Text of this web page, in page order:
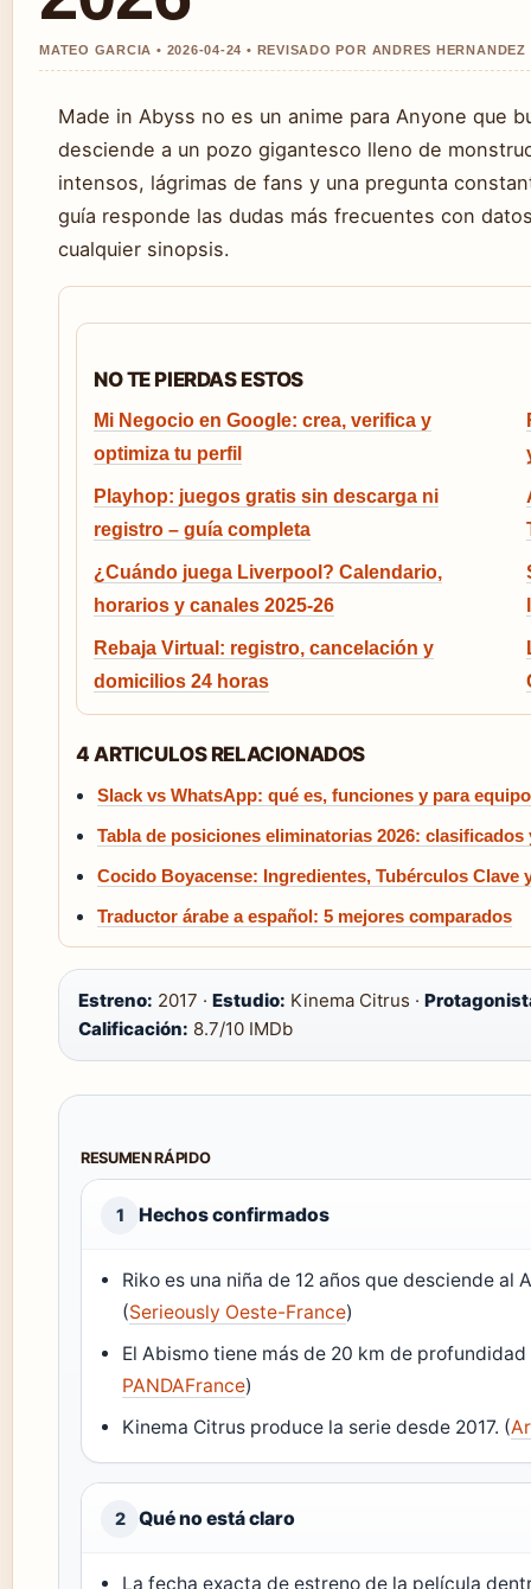
MATEO GARCIA • 2026-04-24 • REVISADO POR ANDRES HERNANDEZ
Made in Abyss no es un anime para Anyone que
desciende a un pozo gigantesco lleno de
intensos, lágrimas de fans y una pregunta
guía responde las dudas más frecuentes con
cualquier sinopsis.
NO TE PIERDAS ESTOS
Mi Negocio en Google: crea, verifica y
optimiza tu perfil
Playhop: juegos gratis sin descarga ni
registro – guía completa
¿Cuándo juega Liverpool? Calendario,
horarios y canales 2025-26
Rebaja Virtual: registro, cancelación y
domicilios 24 horas
4 ARTICULOS RELACIONADOS
Slack vs WhatsApp: qué es, funciones y para
Tabla de posiciones eliminatorias 2026: clasificados
Cocido Boyacense: Ingredientes, Tubérculos Clave
Traductor árabe a español: 5 mejores comparados
Estreno: 2017 · Estudio: Kinema Citrus ·
Calificación: 8.7/10 IMDb
RESUMEN RÁPIDO
1 Hechos confirmados
Riko es una niña de 12 años que desciende al
(Serieously Oeste-France)
El Abismo tiene más de 20 km de
PANDAFrance)
Kinema Citrus produce la serie desde 2017. (
2 Qué no está claro
La fecha exacta de estreno de la película